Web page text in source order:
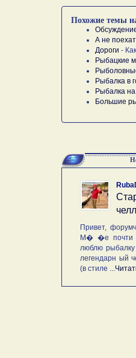
Похожие темы
А не
Дороги -
Рыбацкие
Рыбалка в
Рыбалка
Большие
Привет,
М� �е почти
люблю
легендарн ый
(в стиле ...